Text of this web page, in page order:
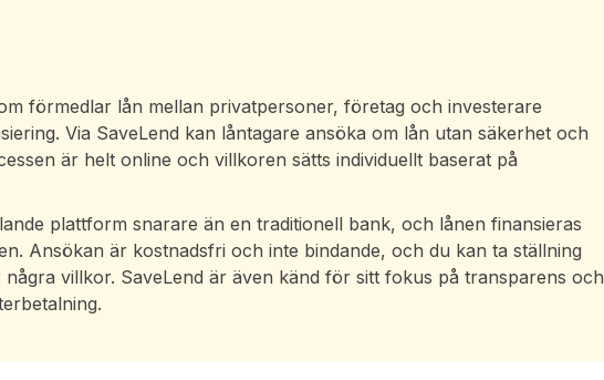
förmedlar lån mellan privatpersoner, företag och investerare
Via SaveLend kan låntagare ansöka om lån utan säkerhet och
är helt online och villkoren sätts individuellt baserat på
plattform snarare än en traditionell bank, och lånen finansieras
Ansökan är kostnadsfri och inte bindande, och du kan ta ställning
villkor. SaveLend är även känd för sitt fokus på transparens och